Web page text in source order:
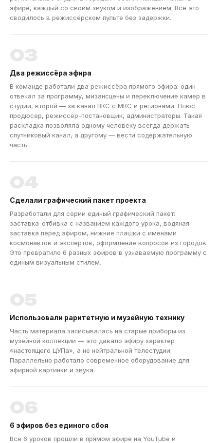
эфире, каждый со своим звуком и изображением. Всё это
сводилось в режиссёрском пульте без задержки.
Два режиссёра эфира
В команде работали два режиссёра прямого эфира: один
отвечал за программу, мизансцены и переключение камер в
студии, второй — за канал ВКС с МКС и регионами. Плюс
продюсер, режиссёр-постановщик, администраторы. Такая
раскладка позволяла одному человеку всегда держать
спутниковый канал, а другому — вести содержательную
часть.
Сделали графический пакет проекта
Разработали для серии единый графический пакет:
заставка-отбивка с названием каждого урока, водяная
заставка перед эфиром, нижние плашки с именами
космонавтов и экспертов, оформление вопросов из городов.
Это превратило 6 разных эфиров в узнаваемую программу с
единым визуальным стилем.
Использовали раритетную и музейную технику
Часть материала записывалась на старые приборы из
музейной коллекции — это давало эфиру характер
«настоящего ЦУПа», а не нейтральной телестудии.
Параллельно работало современное оборудование для
эфирной картинки и звука.
6 эфиров без единого сбоя
Все 6 уроков прошли в прямом эфире на YouTube и